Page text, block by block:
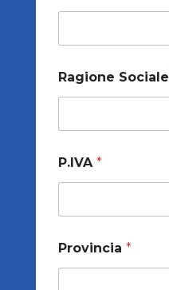
Ragione Sociale
P.IVA *
Provincia *